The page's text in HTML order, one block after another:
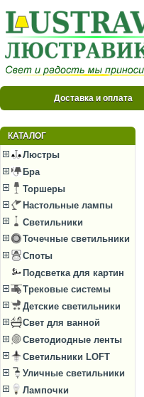
Доставка и оплата
КАТАЛОГ
Люстры
Бра
Торшеры
Настольные лампы
Светильники
Точечные светильники
Споты
Подсветка для картин
Трековые системы
Детские светильники
Свет для ванной
Светодиодные ленты
Светильники LOFT
Уличные светильники
Лампочки